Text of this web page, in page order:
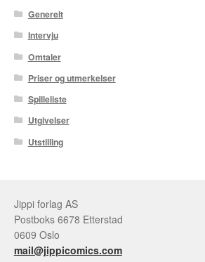
Trond Ivar Hansen
Xueting Yang
Til kassen
Bekreft din ordre
Ordrebekreftelse
Generelt
Intervju
Omtaler
Priser og utmerkelser
Spilleliste
Utgivelser
Utstilling
Jippi forlag AS
Postboks 6678 Etterstad
0609 Oslo
mail@jippicomics.com